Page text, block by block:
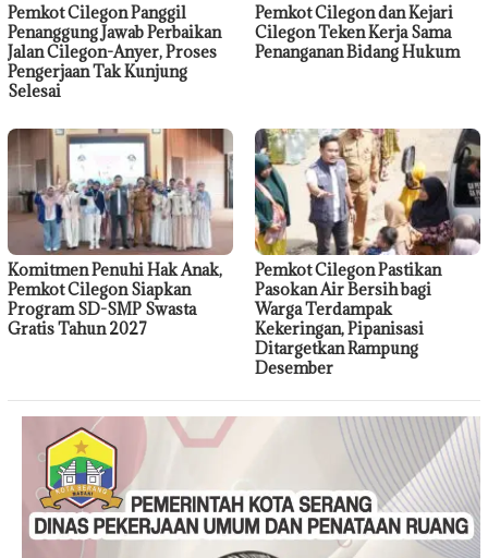
Pemkot Cilegon Panggil
Penanggung Jawab Perbaikan
Jalan Cilegon-Anyer, Proses
Pengerjaan Tak Kunjung
Selesai
Pemkot Cilegon dan Kejari
Cilegon Teken Kerja Sama
Penanganan Bidang Hukum
Komitmen Penuhi Hak Anak,
Pemkot Cilegon Siapkan
Program SD-SMP Swasta
Gratis Tahun 2027
Pemkot Cilegon Pastikan
Pasokan Air Bersih bagi
Warga Terdampak
Kekeringan, Pipanisasi
Ditargetkan Rampung
Desember